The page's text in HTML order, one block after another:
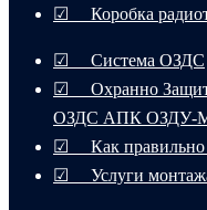
☑ Коробка
☑ Система ОЗДС
☑ Охранно
ОЗДС АПК ОЗДУ-
☑ Как правильно
☑ Услуги